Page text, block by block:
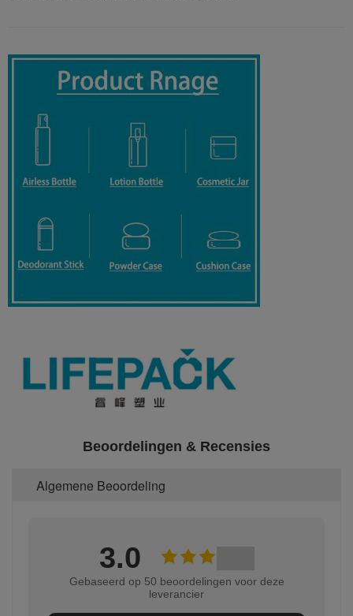
Beoordelingen & Recensies
Algemene Beoordeling
3.0
Gebaseerd op 50 beoordelingen voor deze
leverancier